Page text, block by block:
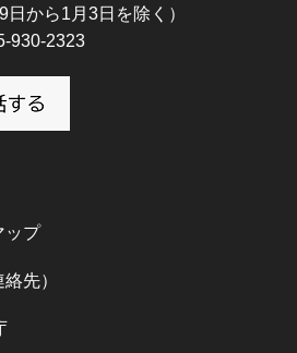
日から1月3日を除く）
930-2323
ップ
先）